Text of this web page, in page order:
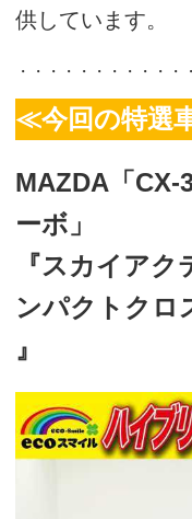
供しています。
・・・・・・・・・・・・
≪今回の特選
MAZDA「
ーボ」
『スカイア
ンパクトクロ
』